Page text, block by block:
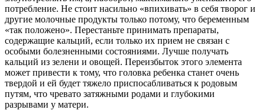
потребление. Не стоит насильно «впихивать» в себя творог и
другие молочные продукты только потому, что беременным
«так положено». Перестаньте принимать препараты,
содержащие кальций, если только их прием не связан с
особыми болезненными состояниями. Лучше получать
кальций из зелени и овощей. Переизбыток этого элемента
может привести к тому, что головка ребенка станет очень
твердой и ей будет тяжело приспосабливаться к родовым
путям, что чревато затяжными родами и глубокими
разрывами у матери.